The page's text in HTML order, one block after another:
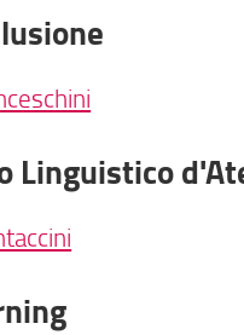
Linguistico